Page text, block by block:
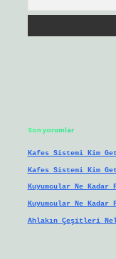
Son yorumlar
Kafes Sistemi Kim
Kafes Sistemi Kim
Kuyumcular Ne Kadar
Kuyumcular Ne Kadar
Ahlakın Çeşitleri